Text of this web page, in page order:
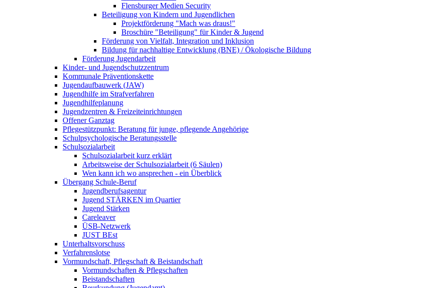
Flensburger Medien Security
Beteiligung von Kindern und Jugendlichen
Projektförderung "Mach was draus!"
Broschüre "Beteiligung" für Kinder & Jugend
Förderung von Vielfalt, Integration und Inklusion
Bildung für nachhaltige Entwicklung (BNE) / Ökologische Bildung
Förderung Jugendarbeit
Kinder- und Jugendschutzzentrum
Kommunale Präventionskette
Jugendaufbauwerk (JAW)
Jugendhilfe im Strafverfahren
Jugendhilfeplanung
Jugendzentren & Freizeiteinrichtungen
Offener Ganztag
Pflegestützpunkt: Beratung für junge, pflegende Angehörige
Schulpsychologische Beratungsstelle
Schulsozialarbeit
Schulsozialarbeit kurz erklärt
Arbeitsweise der Schulsozialarbeit (6 Säulen)
Wen kann ich wo ansprechen - ein Überblick
Übergang Schule-Beruf
Jugendberufsagentur
Jugend STÄRKEN im Quartier
Jugend Stärken
Careleaver
ÜSB-Netzwerk
JUST BEst
Unterhaltsvorschuss
Verfahrenslotse
Vormundschaft, Pflegschaft & Beistandschaft
Vormundschaften & Pflegschaften
Beistandschaften